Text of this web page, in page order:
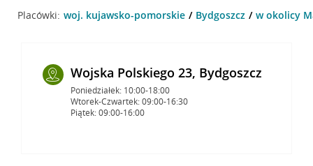
Placówki: woj. kujawsko-pomorskie Bydgoszcz w okolicy
Wojska Polskiego 23, Bydgoszcz
Poniedziałek: 10:00-18:00
Wtorek-Czwartek: 09:00-16:30
Piątek: 09:00-16:00